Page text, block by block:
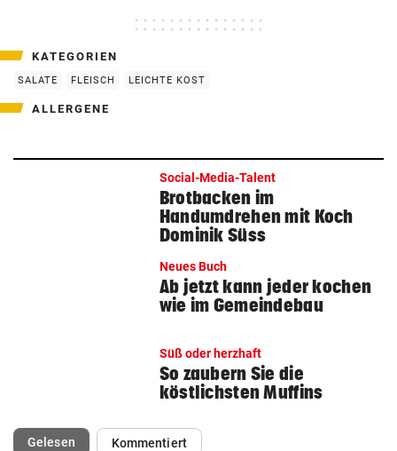
KATEGORIEN
SALATE FLEISCH LEICHTE KOST
ALLERGENE
Social-Media-Talent
Brotbacken im
Handumdrehen mit Koch
Dominik Süss
Neues Buch
Ab jetzt kann jeder kochen
wie im Gemeindebau
Süß oder herzhaft
So zaubern Sie die
köstlichsten Muffins
Gelesen(ausgewählt)Kommentiert